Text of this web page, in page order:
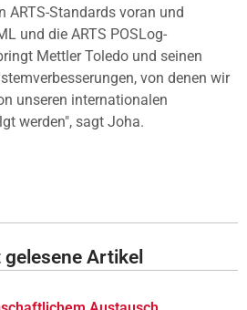
ARTS-Standards voran und
und die ARTS POSLog-
Mettler Toledo und seinen
von denen wir
unseren internationalen
werden", sagt Joha.
Artikel